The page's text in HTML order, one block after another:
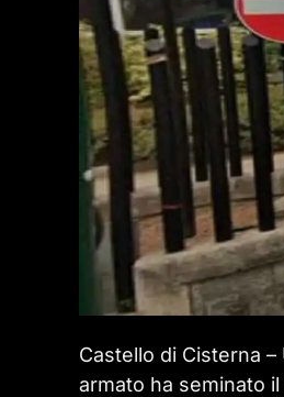
Castello di Cisterna
armato ha seminato